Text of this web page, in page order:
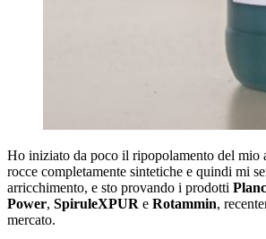
Ho iniziato da poco il ripopolamento del mio
rocce completamente sintetiche e quindi mi
arricchimento, e sto provando i prodotti
Power, SpiruleXPUR e Rotammin,
mercato.